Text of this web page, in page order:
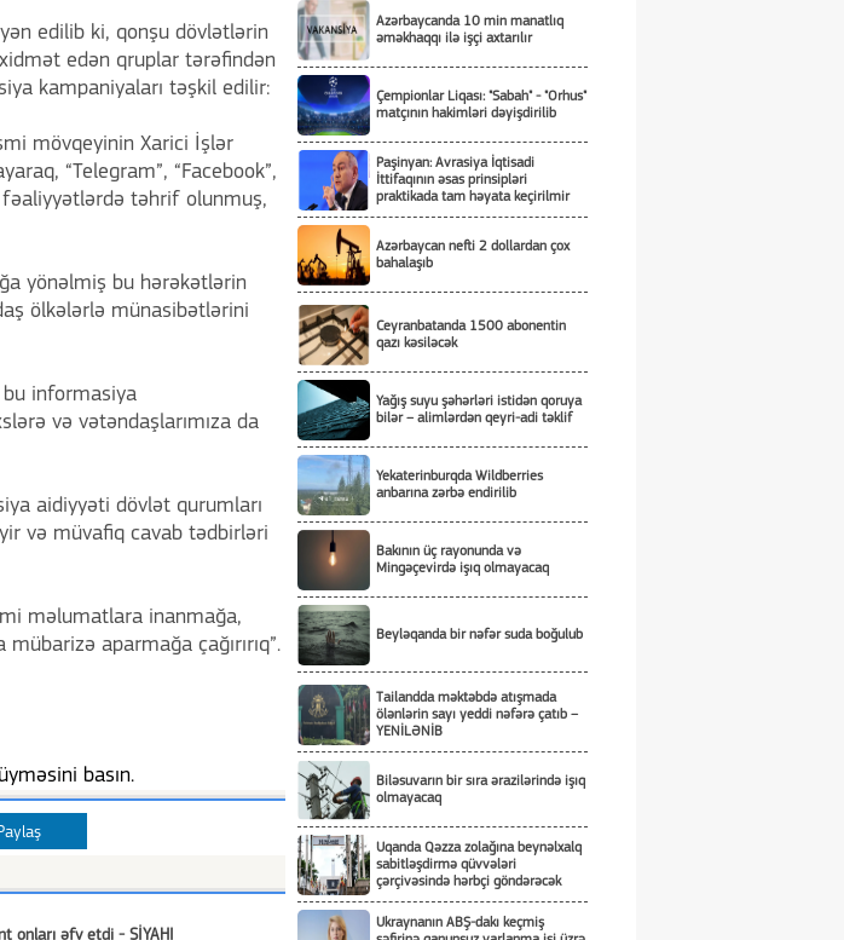
edilib ki, qonşu dövlətlərin
edən qruplar tərəfindən
kampaniyaları təşkil edilir:
mövqeyinin Xarici İşlər
“Telegram”, “Facebook”,
fəaliyyətlərdə təhrif olunmuş,
yönəlmiş bu hərəkətlərin
ölkələrlə münasibətlərini
bu informasiya
və vətəndaşlarımıza da
aidiyyəti dövlət qurumları
və müvafiq cavab tədbirləri
məlumatlara inanmağa,
aparmağa çağırırıq”.
basın.
onları əfv etdi - SİYAHI
Azərbaycanda 10 min manatlıq
əməkhaqqı ilə işçi axtarılır
Çempionlar Liqası: "Sabah" - "Orhus"
matçının hakimləri dəyişdirilib
Paşinyan: Avrasiya İqtisadi
İttifaqının əsas prinsipləri
praktikada tam həyata keçirilmir
Azərbaycan nefti 2 dollardan çox
bahalaşıb
Ceyranbatanda 1500 abonentin
qazı kəsiləcək
Yağış suyu şəhərləri istidən qoruya
bilər – alimlərdən qeyri-adi təklif
Yekaterinburqda Wildberries
anbarına zərbə endirilib
Bakının üç rayonunda və
Mingəçevirdə işıq olmayacaq
Beyləqanda bir nəfər suda boğulub
Tailandda məktəbdə atışmada
ölənlərin sayı yeddi nəfərə çatıb –
YENİLƏNİB
Biləsuvarın bir sıra ərazilərində işıq
olmayacaq
Uqanda Qəzza zolağına beynəlxalq
sabitləşdirmə qüvvələri
çərçivəsində hərbçi göndərəcək
Ukraynanın ABŞ-dakı keçmiş